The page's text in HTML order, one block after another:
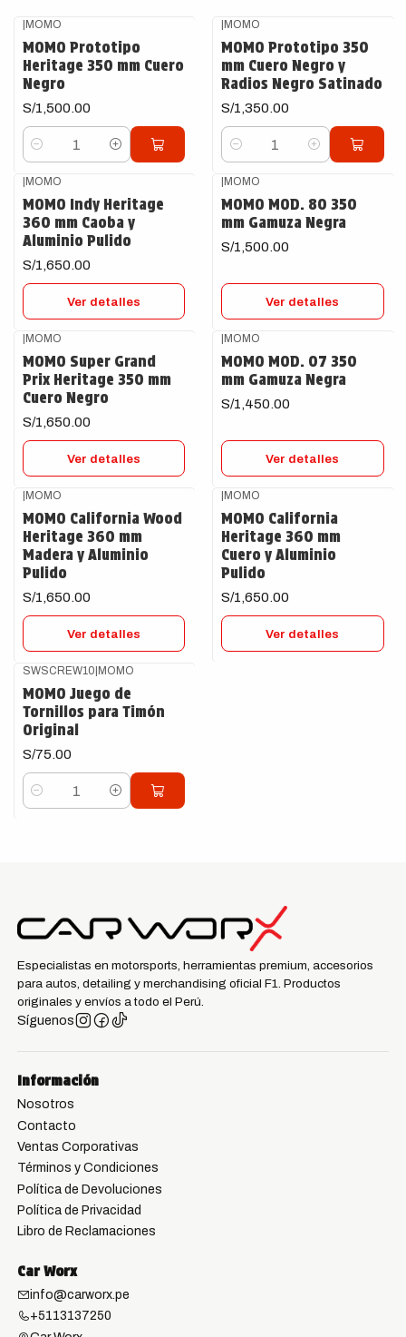
|MOMO
MOMO Prototipo
Heritage 350 mm Cuero
Negro
S/1,500.00
Cantidad
|MOMO
MOMO Prototipo 350
mm Cuero Negro y
Radios Negro Satinado
S/1,350.00
Cantidad
|MOMO
MOMO Indy Heritage
360 mm Caoba y
Aluminio Pulido
S/1,650.00
Ver detalles
|MOMO
MOMO MOD. 80 350
mm Gamuza Negra
S/1,500.00
Ver detalles
|MOMO
MOMO Super Grand
Prix Heritage 350 mm
Cuero Negro
S/1,650.00
Ver detalles
|MOMO
MOMO MOD. 07 350
mm Gamuza Negra
S/1,450.00
Ver detalles
|MOMO
MOMO California Wood
Heritage 360 mm
Madera y Aluminio
Pulido
S/1,650.00
Ver detalles
|MOMO
MOMO California
Heritage 360 mm
Cuero y Aluminio
Pulido
S/1,650.00
Ver detalles
SWSCREW10|MOMO
MOMO Juego de
Tornillos para Timón
Original
S/75.00
Cantidad
Especialistas en motorsports, herramientas premium, accesorios
para autos, detailing y merchandising oficial F1. Productos
originales y envíos a todo el Perú.
Síguenos
Información
Nosotros
Contacto
Ventas Corporativas
Términos y Condiciones
Política de Devoluciones
Política de Privacidad
Libro de Reclamaciones
Car Worx
info@carworx.pe
+5113137250